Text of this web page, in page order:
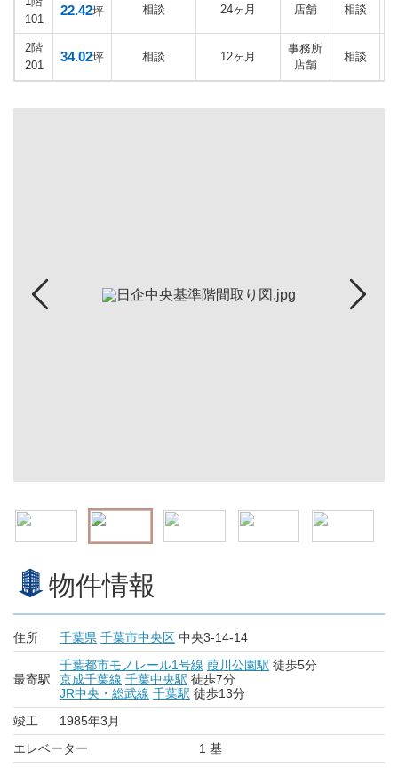
101
22.42坪 相談 24ヶ月 店舗 相談
2階
201
34.02坪 相談 12ヶ月
事務所
店舗
相談
物件情報
住所 千葉県 千葉市中央区 中央3-14-14
最寄駅
千葉都市モノレール1号線 葭川公園駅 徒歩5分
京成千葉線 千葉中央駅 徒歩7分
JR中央・総武線 千葉駅 徒歩13分
竣工
1985年3月
エレベーター
1 基